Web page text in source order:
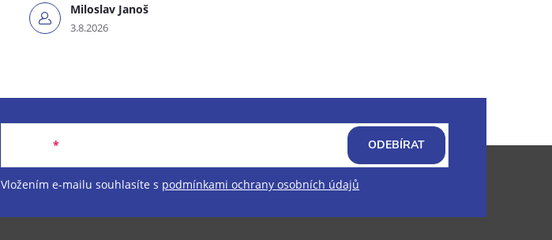
Miloslav Janoš
3.8.2026
Vložením e-mailu souhlasíte s podmínkami ochrany osobních údajů
ODEBÍRAT